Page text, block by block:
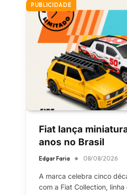
PUBLICIDADE
Fiat lança
anos no Brasil
Edgar Faria 08/08/2026
A marca celebra cinco
com a Fiat Collection,